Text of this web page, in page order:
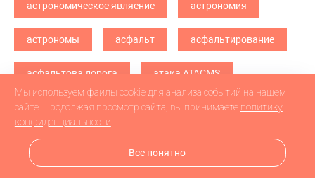
астрономическое являение астрономия
астрономы асфальт асфальтирование
асфальтова дорога атака ATACMS
атака БПЛА атака дронв атака дронов
атака дронов БПЛА атака дронов\
Мы используем файлы cookie для анализа событий на нашем
сайте. Продолжая просмотр сайта, вы принимаете политику
конфиденциальности
Все понятно